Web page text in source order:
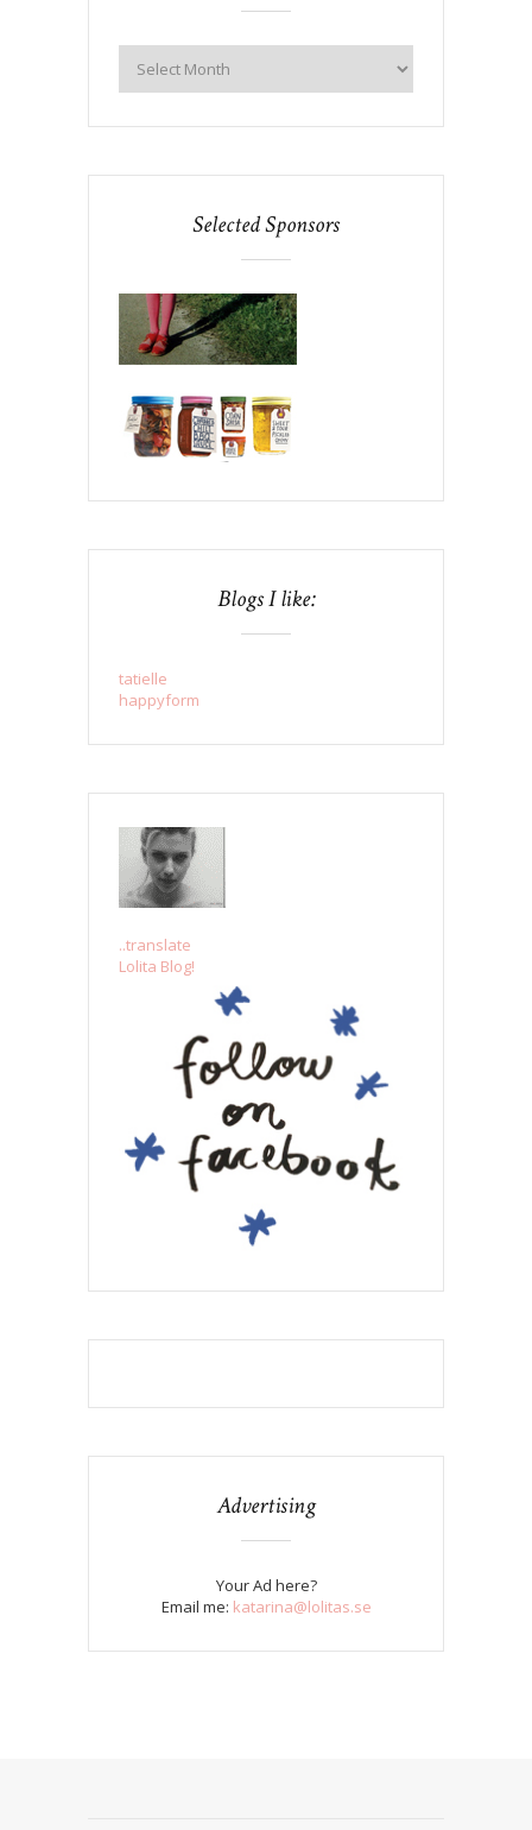
Selected Sponsors
Blogs I like:
tatielle
happyform
..translate
Lolita Blog!
Advertising
Your Ad here?
Email me: katarina@lolitas.se